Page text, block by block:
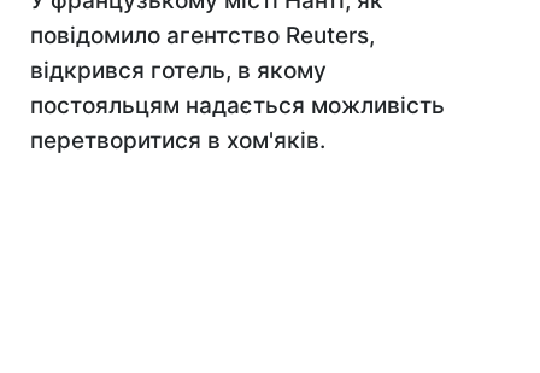
повідомило агентство Reuters,
відкрився готель, в якому
постояльцям надається можливість
перетворитися в хом'яків.